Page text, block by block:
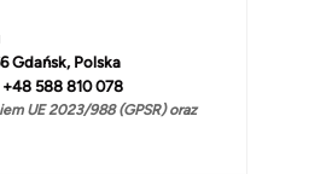
Gdańsk, Polska
588 810 078
UE 2023/988 (GPSR) oraz